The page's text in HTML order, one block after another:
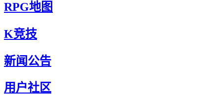
RPG地图
K竞技
新闻公告
用户社区